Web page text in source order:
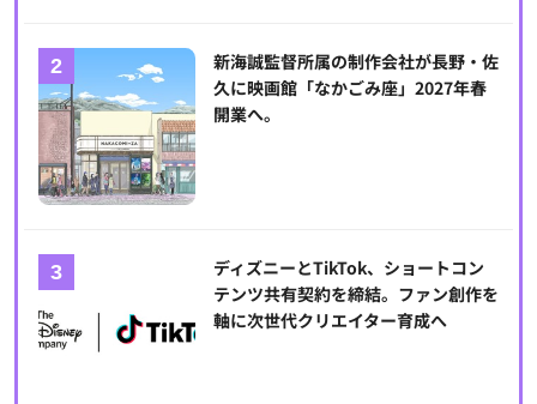
新海誠監督所属の制作会社が長野・佐
久に映画館「なかごみ座」2027年春
開業へ。
ディズニーとTikTok、ショートコン
テンツ共有契約を締結。ファン創作を
軸に次世代クリエイター育成へ